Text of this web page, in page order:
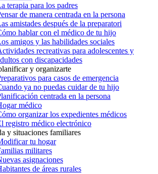
terapia para los padres
de manera centrada en la persona
amistades después de la preparatori
hablar con el médico de tu hijo
amigos y las habilidades sociales
recreativas para adolescentes y
con discapacidades
y organizarte
para casos de emergencia
ya no puedas cuidar de tu hijo
centrada en la persona
médico
organizar los expedientes médicos
registro médico electrónico
y situaciones familiares
tu hogar
militares
asignaciones
de áreas rurales